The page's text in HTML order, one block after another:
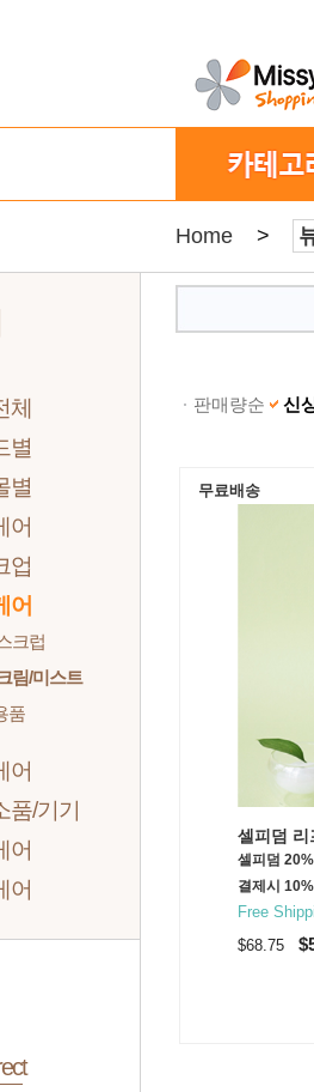
Home >
체
별
별
어
업
어
크럽
림/미스트
품
어
품/기기
어
어
판매량순 신
무료배송
셀피덤 리
셀피덤
결제시
Free
$68.75